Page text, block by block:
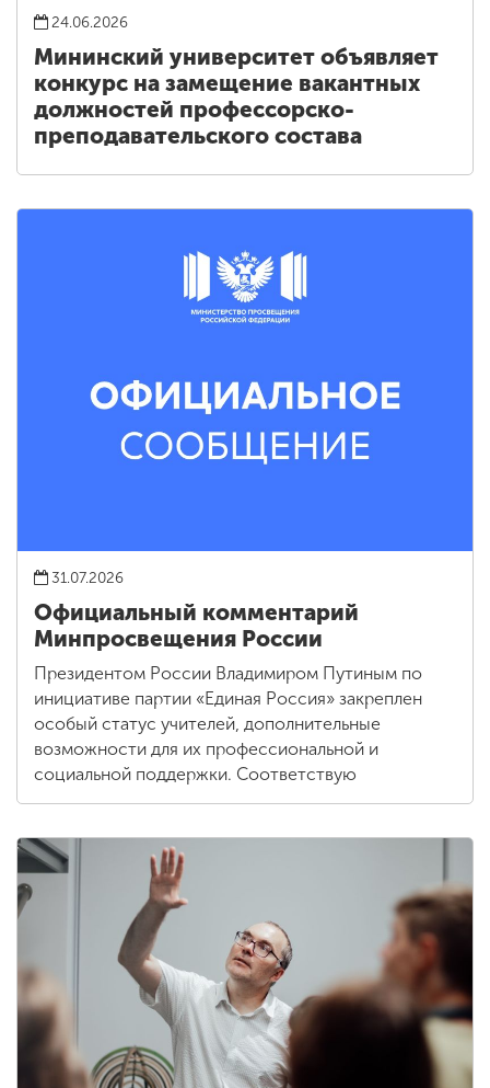
24.06.2026
Мининский университет объявляет
конкурс на замещение вакантных
должностей профессорско-
преподавательского состава
31.07.2026
Официальный комментарий
Минпросвещения России
Президентом России Владимиром Путиным по
инициативе партии «Единая Россия» закреплен
особый статус учителей, дополнительные
возможности для их профессиональной и
социальной поддержки. Соответствую